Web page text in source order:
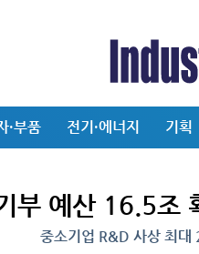
·부품 전기·에너지 기획
예산 16.5조
중소기업 R&D 사상 최대